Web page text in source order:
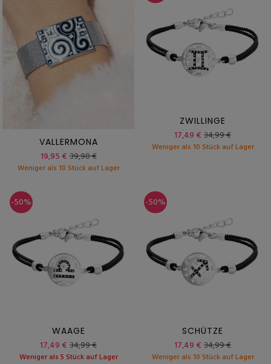
VALLERMONA
19,95 €39,90 €
Weniger als 10 Stück auf Lager
ZWILLINGE
17,49 € 34,99 €
Weniger als 10 Stück auf Lager
-50%
WAAGE
17,49 € 34,99 €
Weniger als 5 Stück auf Lager
-50%
SCHÜTZE
17,49 € 34,99 €
Weniger als 10 Stück auf Lager